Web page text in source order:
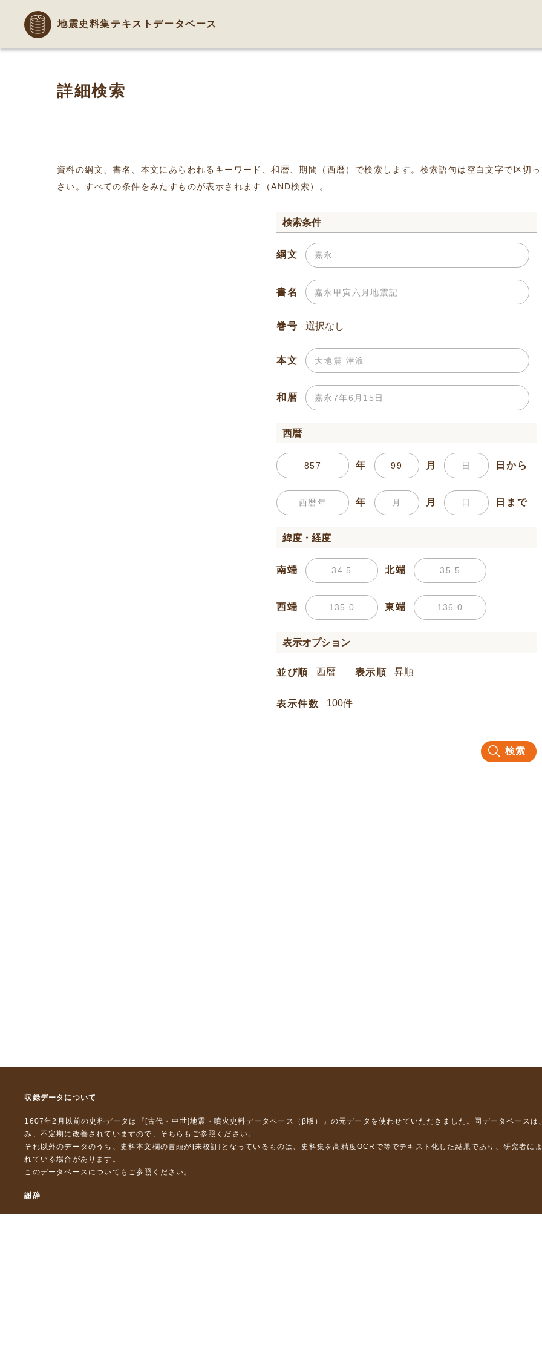
地震史料集テキストデータベース
詳細検索
資料の綱文、書名、本文にあらわれるキーワード、和暦、期間（西暦）で検索します。検索語句は空白文字で区切
さい。すべての条件をみたすものが表示されます（AND検索）。
検索条件
綱文
書名
巻号
本文
和暦
西暦
年 月 日から
年 月 日まで
緯度・経度
南端 北端
西端 東端
表示オプション
並び順 表示順
表示件数
検索
収録データについて
1607年2月以前の史料データは『 [古代・中世]地震・噴火史料データベース（β版）』 の元データを使わせていただきました。同データベース
み、不定期に改善されていますので、 そちら もご参照ください。
それ以外のデータのうち、史料本文欄の冒頭が[未校訂]となっているものは、史料集を高精度OCRで等でテキスト化した結果であり、研究者に
れている場合があります。
このデータベースについて もご参照ください。
謝辞